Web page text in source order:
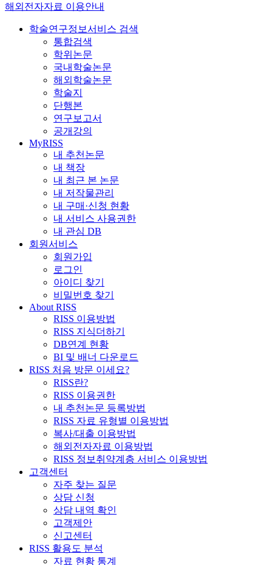
해외전자자료 이용안내
학술연구정보서비스 검색
통합검색
학위논문
국내학술논문
해외학술논문
학술지
단행본
연구보고서
공개강의
MyRISS
내 추천논문
내 책장
내 최근 본 논문
내 저작물관리
내 구매·신청 현황
내 서비스 사용권한
내 관심 DB
회원서비스
회원가입
로그인
아이디 찾기
비밀번호 찾기
About RISS
RISS 이용방법
RISS 지식더하기
DB연계 현황
BI 및 배너 다운로드
RISS 처음 방문 이세요?
RISS란?
RISS 이용권한
내 추천논문 등록방법
RISS 자료 유형별 이용방법
복사/대출 이용방법
해외전자자료 이용방법
RISS 정보취약계층 서비스 이용방법
고객센터
자주 찾는 질문
상담 신청
상담 내역 확인
고객제안
신고센터
RISS 활용도 분석
자료 현황 통계